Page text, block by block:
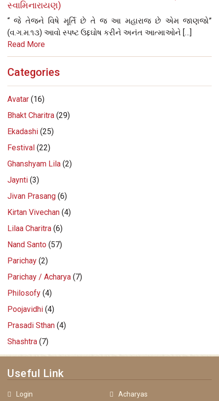
સ્વામિનારાયણ)
“ જે તેજને વિષે મૂર્તિ છે તે જ આ મહારાજ છે એમ જાણજો”
(વ.ગ.મ.૧૩) આવો સ્પષ્ટ ઉદ્દઘોષ કરીને અનંત આત્માઓને […]
Read More
Categories
Avatar (16)
Bhakt Charitra (29)
Ekadashi (25)
Festival (22)
Ghanshyam Lila (2)
Jaynti (3)
Jivan Prasang (6)
Kirtan Vivechan (4)
Lilaa Charitra (6)
Nand Santo (57)
Parichay (2)
Parichay / Acharya (7)
Philosofy (4)
Poojavidhi (4)
Prasadi Sthan (4)
Shashtra (7)
Useful Link
Login Acharyas